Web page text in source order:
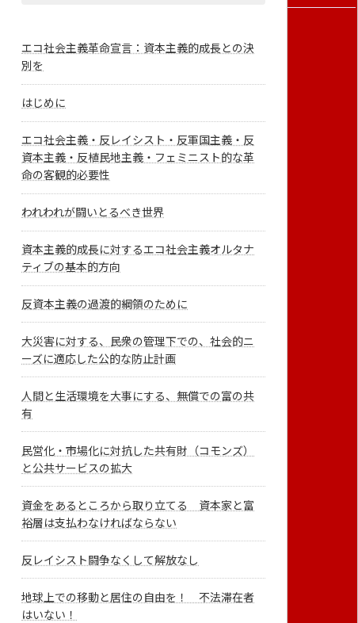
エコ社会主義革命宣言：資本主義的成長との決
別を
はじめに
エコ社会主義・反レイシスト・反軍国主義・反
資本主義・反植民地主義・フェミニスト的な革
命の客観的必要性
われわれが闘いとるべき世界
資本主義的成長に対するエコ社会主義オルタナ
ティブの基本的方向
反資本主義の過渡的綱領のために
大災害に対する、民衆の管理下での、社会的ニ
ーズに適応した公的な防止計画
人間と生活環境を大事にする、無償での富の共
有
民営化・市場化に対抗した共有財（コモンズ）
と公共サービスの拡大
資金をあるところから取り立てる 資本家と富
裕層は支払わなければならない
反レイシスト闘争なくして解放なし
地球上での移動と居住の自由を！ 不法滞在者
はいない！